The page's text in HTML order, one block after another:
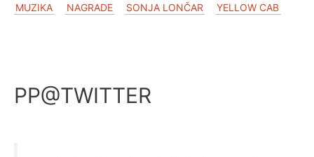
MUZIKA
NAGRADE SONJA LONČAR YELLOW CAB
PP@TWITTER